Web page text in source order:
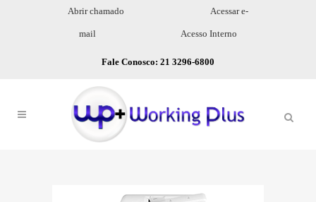
Abrir chamado Acessar e-
mail Acesso Interno
Fale Conosco: 21 3296-6800